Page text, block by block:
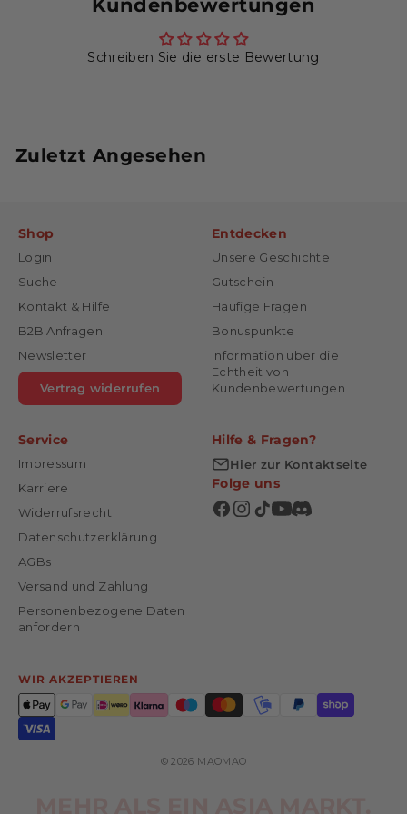
Kundenbewertungen
Schreiben Sie die erste Bewertung
Zuletzt Angesehen
Shop
Login
Suche
Kontakt & Hilfe
B2B Anfragen
Newsletter
Vertrag widerrufen
Entdecken
Unsere Geschichte
Gutschein
Häufige Fragen
Bonuspunkte
Information über die
Echtheit von
Kundenbewertungen
Service
Impressum
Karriere
Widerrufsrecht
Datenschutzerklärung
AGBs
Versand und Zahlung
Personenbezogene Daten
anfordern
Hilfe & Fragen?
Hier zur Kontaktseite
Folge uns
WIR AKZEPTIEREN
© 2026 MAOMAO